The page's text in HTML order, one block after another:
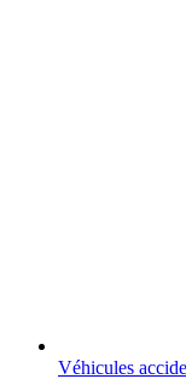
Véhicules